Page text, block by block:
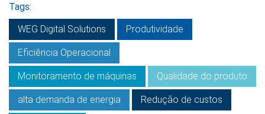
Tags:
WEG Digital Solutions
Produtividade
Eficiência Operacional
Monitoramento de máquinas Qualidade do produto
alta demanda de energia Redução de custos